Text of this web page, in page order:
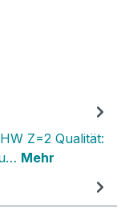
Z=2 Qualität:
Mehr